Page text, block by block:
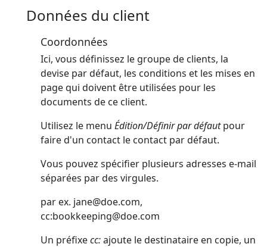
Données du client
Coordonnées
Ici, vous définissez le groupe de clients, la
devise par défaut, les conditions et les mises en
page qui doivent être utilisées pour les
documents de ce client.
Utilisez le menu Édition/Définir par défautpour
faire d'un contact le contact par défaut.
Vous pouvez spécifier plusieurs adresses e-mail
séparées par des virgules.
par ex. jane@doe.com,
cc:bookkeeping@doe.com
Un préfixecc:ajoute le destinataire en copie, un